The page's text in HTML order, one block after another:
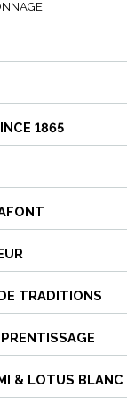
1865
TRADITIONS
& LOTUS BLANC